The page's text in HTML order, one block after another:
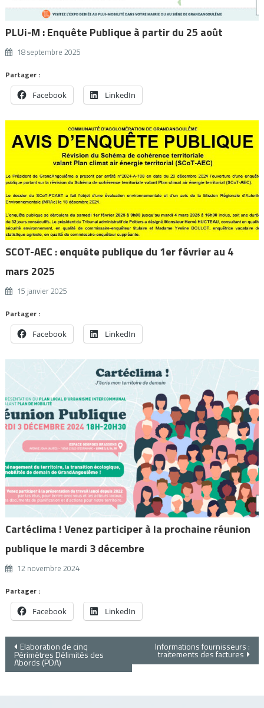
PLUi-M : Enquête Publique à partir du 25 août
18 septembre 2025
Partager :
Facebook LinkedIn
SCOT-AEC : enquête publique du 1er février au 4
mars 2025
15 janvier 2025
Partager :
Facebook LinkedIn
Cartéclima ! Venez participer à la prochaine réunion
publique le mardi 3 décembre
12 novembre 2024
Partager :
Facebook LinkedIn
Navigation
de
l’article
Elaboration de cinq
Périmètres Délimités des
Abords (PDA)
Informations fournisseurs :
traitements des factures